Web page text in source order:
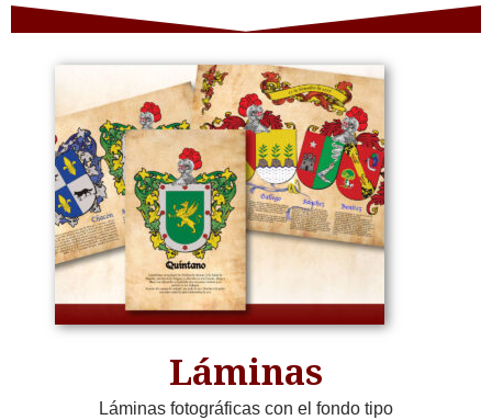
Láminas
Láminas fotográficas con el fondo tipo